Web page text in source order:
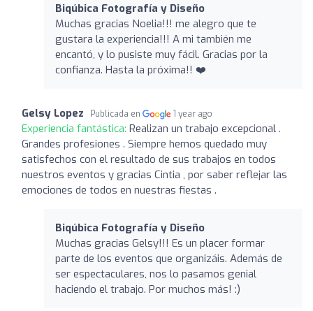
Biqúbica Fotografía y Diseño
Muchas gracias Noelia!!! me alegro que te
gustara la experiencia!!! A mi también me
encantó, y lo pusiste muy fácil. Gracias por la
confianza. Hasta la próxima!! ❤️
Gelsy Lopez Publicada en 1 year ago
Experiencia fantástica: Realizan un trabajo excepcional .
Grandes profesiones . Siempre hemos quedado muy
satisfechos con el resultado de sus trabajos en todos
nuestros eventos y gracias Cintia , por saber reflejar las
emociones de todos en nuestras fiestas .
Biqúbica Fotografía y Diseño
Muchas gracias Gelsy!!! Es un placer formar
parte de los eventos que organizáis. Además de
ser espectaculares, nos lo pasamos genial
haciendo el trabajo. Por muchos más! :)